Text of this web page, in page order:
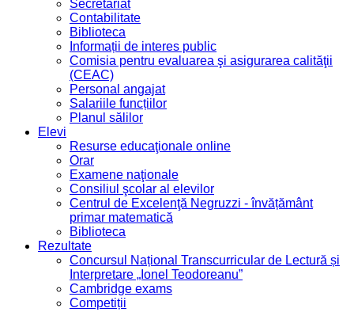
Secretariat
Contabilitate
Biblioteca
Informații de interes public
Comisia pentru evaluarea şi asigurarea calităţii
(CEAC)
Personal angajat
Salariile funcțiilor
Planul sălilor
Elevi
Resurse educaţionale online
Orar
Examene naţionale
Consiliul şcolar al elevilor
Centrul de Excelenţă Negruzzi - învățământ
primar matematică
Biblioteca
Rezultate
Concursul Național Transcurricular de Lectură și
Interpretare „Ionel Teodoreanu”
Cambridge exams
Competiții